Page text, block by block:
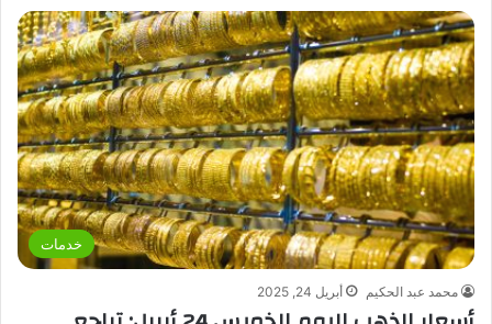
خدمات
محمد عبد الحكيم أبريل 24, 2025